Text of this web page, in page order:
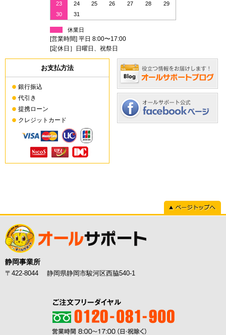
23
24 25 26 27 28
29
30
31
休業日
[営業時間] 平日 8:00〜17:00
[定休日］日曜日、祝祭日
お支払方法
銀行振込
代引き
提携ローン
クレジットカード
静岡事業所
〒422-8044 静岡県静岡市駿河区西脇540-1